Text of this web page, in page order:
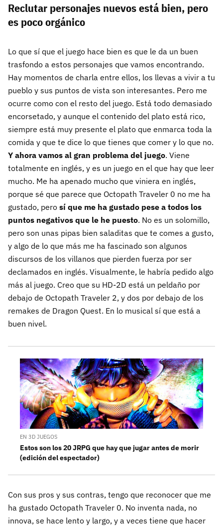
Reclutar personajes nuevos está bien, pero
es poco orgánico
Lo que sí que el juego hace bien es que le da un buen
trasfondo a estos personajes que vamos encontrando.
Hay momentos de charla entre ellos, los llevas a vivir a tu
pueblo y sus puntos de vista son interesantes. Pero me
ocurre como con el resto del juego. Está todo demasiado
encorsetado, y aunque el contenido del plato está rico,
siempre está muy presente el plato que enmarca toda la
comida y que te dice lo que tienes que comer y lo que no.
Y ahora vamos al gran problema del juego. Viene
totalmente en inglés, y es un juego en el que hay que leer
mucho. Me ha apenado mucho que viniera en inglés,
porque sé que parece que Octopath Traveler 0 no me ha
gustado, pero sí que me ha gustado pese a todos los
puntos negativos que le he puesto. No es un solomillo,
pero son unas pipas bien saladitas que te comes a gusto,
y algo de lo que más me ha fascinado son algunos
discursos de los villanos que pierden fuerza por ser
declamados en inglés. Visualmente, le habría pedido algo
más al juego. Creo que su HD-2D está un peldaño por
debajo de Octopath Traveler 2, y dos por debajo de los
remakes de Dragon Quest. En lo musical sí que está a
buen nivel.
EN 3D JUEGOS
Estos son los 20 JRPG que hay que jugar antes de morir
(edición del espectador)
Con sus pros y sus contras, tengo que reconocer que me
ha gustado Octopath Traveler 0. No inventa nada, no
innova, se hace lento y largo, y a veces tiene que hacer